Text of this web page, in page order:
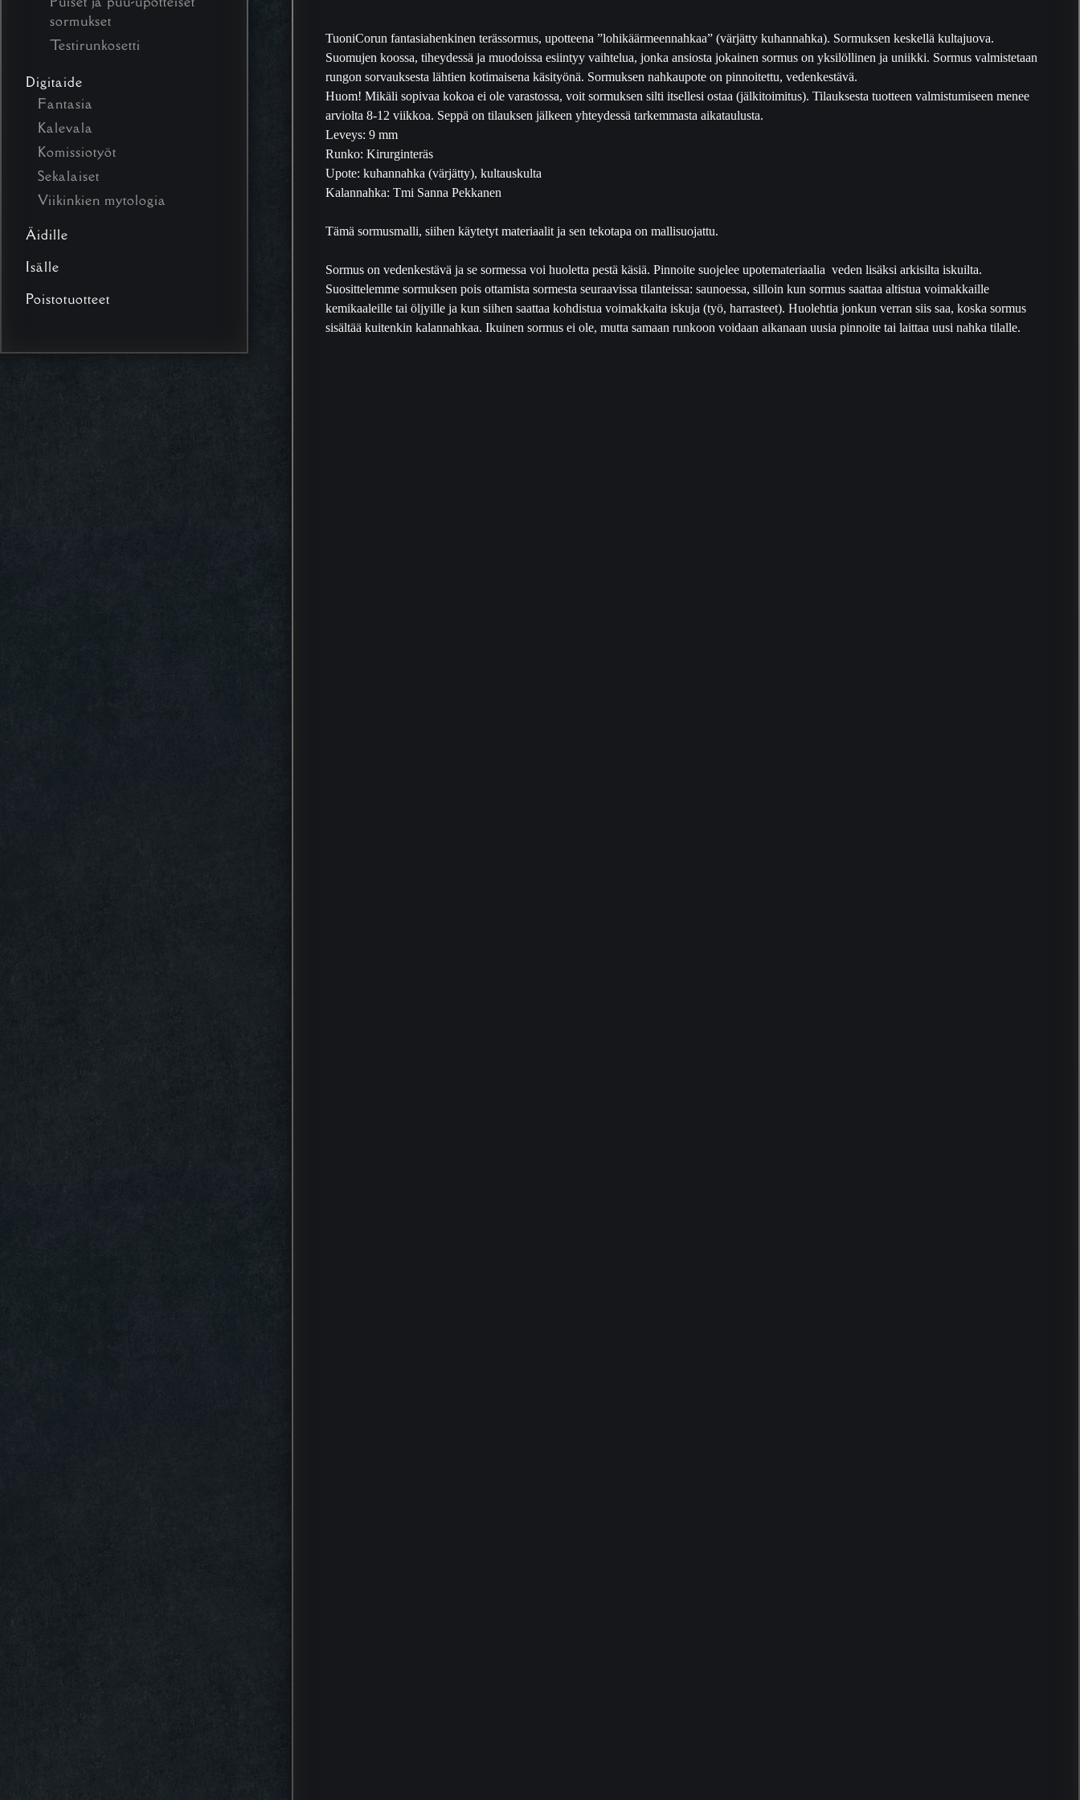
sormukset
Testirunkosetti
Digitaide
Fantasia
Kalevala
Komissiotyöt
Sekalaiset
Viikinkien mytologia
Äidille
Isälle
Poistotuotteet
)
T
e
r
ä
u
9
m
m
m
TuoniCorun fantasiahenkinen terässormus, upotteena ”lohikäärmeennahkaa” (värjätty kuhannahka). Sormuksen keskellä kultajuova.
Suomujen koossa, tiheydessä ja muodoissa esiintyy vaihtelua, jonka ansiosta jokainen sormus on yksilöllinen ja uniikki. Sormus valmistetaan
rungon sorvauksesta lähtien kotimaisena käsityönä. Sormuksen nahkaupote on pinnoitettu, vedenkestävä.
Huom! Mikäli sopivaa kokoa ei ole varastossa, voit sormuksen silti itsellesi ostaa (jälkitoimitus). Tilauksesta tuotteen valmistumiseen menee
arviolta 8-12 viikkoa. Seppä on tilauksen jälkeen yhteydessä tarkemmasta aikataulusta.
Leveys: 9 mm
Runko: Kirurginteräs
Upote: kuhannahka (värjätty), kultauskulta
Kalannahka: Tmi Sanna Pekkanen
Tämä sormusmalli, siihen käytetyt materiaalit ja sen tekotapa on mallisuojattu.
Sormus on vedenkestävä ja se sormessa voi huoletta pestä käsiä. Pinnoite suojelee upotemateriaalia veden lisäksi arkisilta iskuilta.
Suosittelemme sormuksen pois ottamista sormesta seuraavissa tilanteissa: saunoessa, silloin kun sormus saattaa altistua voimakkaille
kemikaaleille tai öljyille ja kun siihen saattaa kohdistua voimakkaita iskuja (työ, harrasteet). Huolehtia jonkun verran siis saa, koska sormus
sisältää kuitenkin kalannahkaa. Ikuinen sormus ei ole, mutta samaan runkoon voidaan aikanaan uusia pinnoite tai laittaa uusi nahka tilalle.